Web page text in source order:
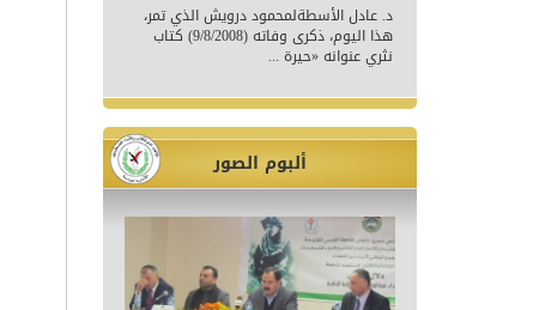
د. عادل الأسطةلمحمود درويش الذي تمر،
هذا اليوم، ذكرى وفاته (9/8/2008) كتاب
نثري عنوانه «حيرة ...
ألبوم الصور